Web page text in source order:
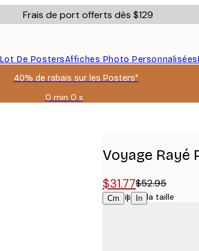
Frais de port offerts dès $129
Lot De PostersAffiches Photo Personnalisées
40% de rabais sur les Posters*
0 min 0 s
Valable
Voyage Rayé
$31.77$52.95
Cm | In
Choisissez la taille